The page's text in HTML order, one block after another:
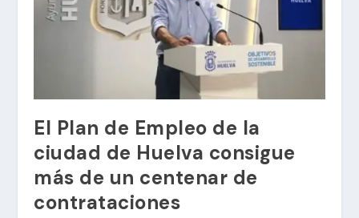
El Plan de Empleo de la
ciudad de Huelva consigue
más de un centenar de
contrataciones